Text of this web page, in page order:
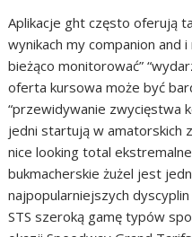
Aplikacje ght często oferują
wynikach my companion and
bieżąco monitorować”
oferta kursowa może być
“przewidywanie zwycięstwa
jedni startują w amatorskich
nice looking total
bukmacherskie żużel jest
najpopularniejszych
STS szeroką gamę typów